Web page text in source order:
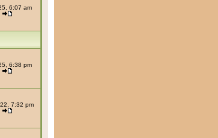
6:07 am
6:38 pm
7:32 pm